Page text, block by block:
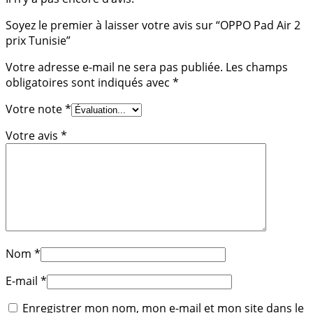
Soyez le premier à laisser votre avis sur “OPPO Pad Air 2
prix Tunisie”
Votre adresse e-mail ne sera pas publiée. Les champs
obligatoires sont indiqués avec *
Votre note*
Votre avis *
Nom *
E-mail *
Enregistrer mon nom, mon e-mail et mon site dans le